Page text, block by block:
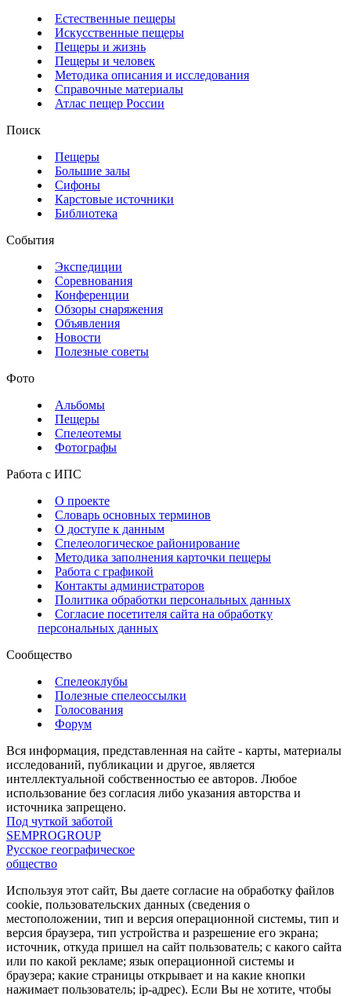
Естественные пещеры
Искусственные пещеры
Пещеры и жизнь
Пещеры и человек
Методика описания и исследования
Справочные материалы
Атлас пещер России
Поиск
Пещеры
Большие залы
Сифоны
Карстовые источники
Библиотека
События
Экспедиции
Соревнования
Конференции
Обзоры снаряжения
Объявления
Новости
Полезные советы
Фото
Альбомы
Пещеры
Спелеотемы
Фотографы
Работа с ИПС
О проекте
Словарь основных терминов
О доступе к данным
Спелеологическое районирование
Методика заполнения карточки пещеры
Работа с графикой
Контакты администраторов
Политика обработки персональных данных
Согласие посетителя сайта на обработку
персональных данных
Сообщество
Спелеоклубы
Полезные спелеоссылки
Голосования
Форум
Вся информация, представленная на сайте - карты, материалы
исследований, публикации и другое, является
интеллектуальной собственностью ее авторов. Любое
использование без согласия либо указания авторства и
источника запрещено.
Под чуткой заботой
SEMPROGROUP
Русское географическое
общество
Используя этот сайт, Вы даете согласие на обработку файлов
cookie, пользовательских данных (сведения о
местоположении, тип и версия операционной системы, тип и
версия браузера, тип устройства и разрешение его экрана;
источник, откуда пришел на сайт пользователь; с какого сайта
или по какой рекламе; язык операционной системы и
браузера; какие страницы открывает и на какие кнопки
нажимает пользователь; ip-адрес). Если Вы не хотите, чтобы